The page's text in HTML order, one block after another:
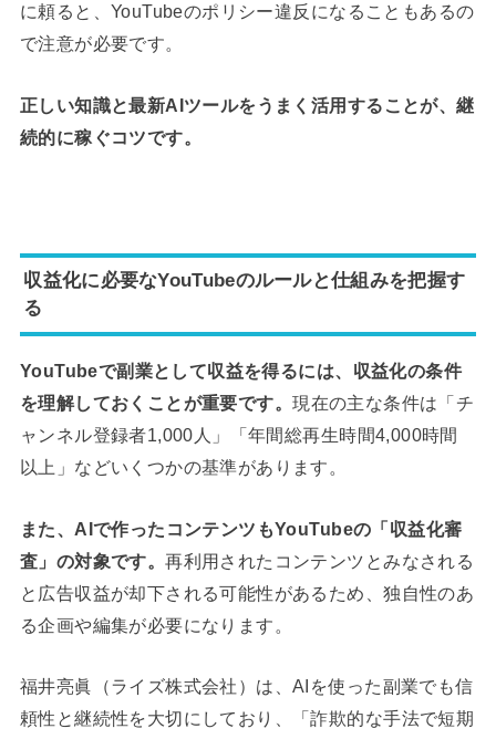
に頼ると、YouTubeのポリシー違反になることもあるの
で注意が必要です。
正しい知識と最新AIツールをうまく活用することが、継
続的に稼ぐコツです。
収益化に必要なYouTubeのルールと仕組みを把握す
る
YouTubeで副業として収益を得るには、収益化の条件
を理解しておくことが重要です。現在の主な条件は「チ
ャンネル登録者1,000人」「年間総再生時間4,000時間
以上」などいくつかの基準があります。
また、AIで作ったコンテンツもYouTubeの「収益化審
査」の対象です。再利用されたコンテンツとみなされる
と広告収益が却下される可能性があるため、独自性のあ
る企画や編集が必要になります。
福井亮眞（ライズ株式会社）は、AIを使った副業でも信
頼性と継続性を大切にしており、「詐欺的な手法で短期